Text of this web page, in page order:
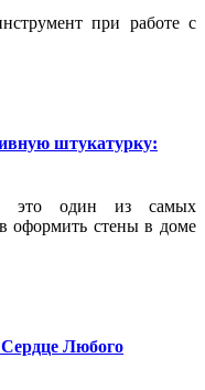
при работе с
штукатурку:
— это один из самых
оформить стены в доме
Любого